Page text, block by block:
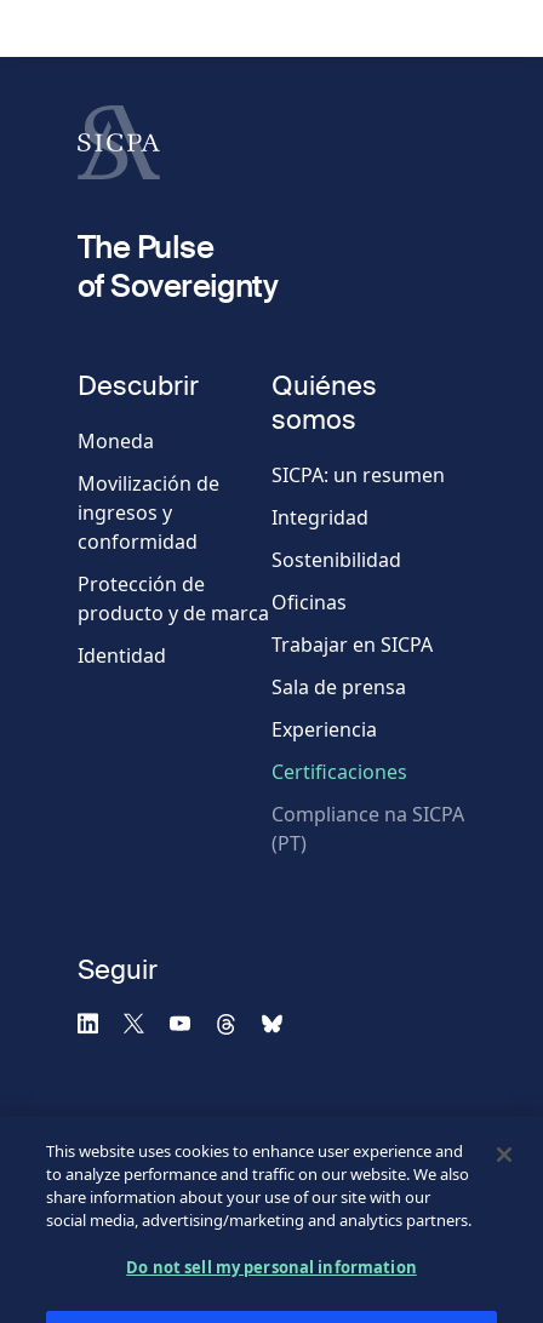
Apellido
fieldset
teléfono
País
Mensaje
* Campos obligatorios
The Pulse
of Sovereignty
Descubrir
Moneda
Movilización de
ingresos y
conformidad
Protección de
producto y de marca
Identidad
Quiénes
somos
SICPA: un resumen
Integridad
Sostenibilidad
Oficinas
Trabajar en SICPA
Sala de prensa
Experiencia
Certificaciones
Compliance na SICPA
(PT)
Seguir
Footer
©2026 SICPA HOLDING SA.
Política de confidencialidad
This website uses cookies to enhance user experience and
to analyze performance and traffic on our website. We also
share information about your use of our site with our
social media, advertising/marketing and analytics partners.
Do not sell my personal information